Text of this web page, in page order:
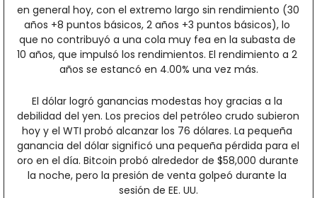
en general hoy, con el extremo largo sin rendimiento (30
años +8 puntos básicos, 2 años +3 puntos básicos), lo
que no contribuyó a una cola muy fea en la subasta de
10 años, que impulsó los rendimientos. El rendimiento a 2
años se estancó en 4.00% una vez más.
El dólar logró ganancias modestas hoy gracias a la
debilidad del yen. Los precios del petróleo crudo subieron
hoy y el WTI probó alcanzar los 76 dólares. La pequeña
ganancia del dólar significó una pequeña pérdida para el
oro en el día. Bitcoin probó alrededor de $58,000 durante
la noche, pero la presión de venta golpeó durante la
sesión de EE. UU.